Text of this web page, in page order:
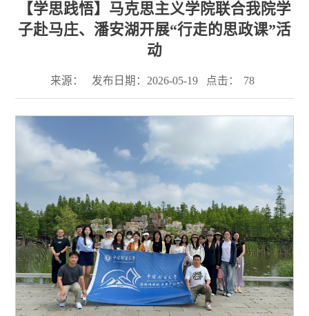
【学思践悟】马克思主义学院联合我院学
子赴马庄、潘安湖开展“行走的思政课”活
动
来源： 发布日期：2026-05-19 点击： 78